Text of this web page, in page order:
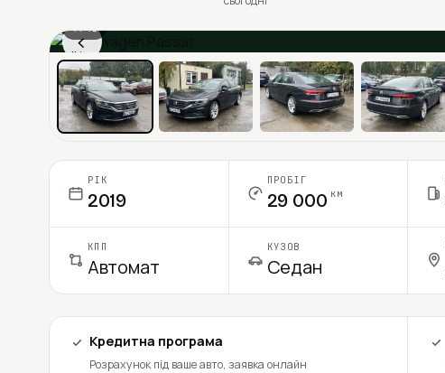
‹
1 / 10
Ціна в місяць
РІК
2019
ПРОБІГ
29 000 км
КПП
Автомат
КУЗОВ
Седан
Кредитна програма
Розрахунок під ваше авто, заявка онлайн